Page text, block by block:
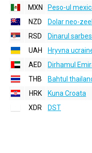
MXN
Peso-ul
NZD
Dolar neo-
RSD
Dinarul
UAH
Hryvna
AED
Dirhamul
THB
Bahtul
HRK
Kuna Croata
XDR
DST